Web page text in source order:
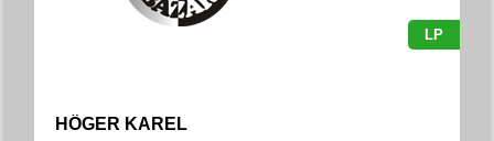
LP
HÖGER KAREL